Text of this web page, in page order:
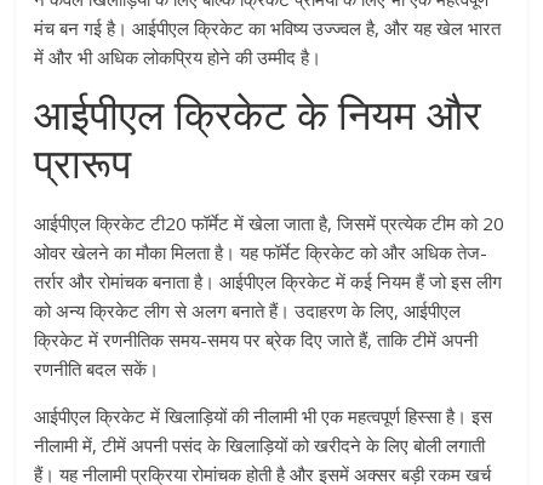
मंच बन गई है। आईपीएल क्रिकेट का भविष्य उज्ज्वल है, और यह खेल भारत
में और भी अधिक लोकप्रिय होने की उम्मीद है।
आईपीएल क्रिकेट के नियम और
प्रारूप
आईपीएल क्रिकेट टी20 फॉर्मेट में खेला जाता है, जिसमें प्रत्येक टीम को 20
ओवर खेलने का मौका मिलता है। यह फॉर्मेट क्रिकेट को और अधिक तेज-
तर्रार और रोमांचक बनाता है। आईपीएल क्रिकेट में कई नियम हैं जो इस लीग
को अन्य क्रिकेट लीग से अलग बनाते हैं। उदाहरण के लिए, आईपीएल
क्रिकेट में रणनीतिक समय-समय पर ब्रेक दिए जाते हैं, ताकि टीमें अपनी
रणनीति बदल सकें।
आईपीएल क्रिकेट में खिलाड़ियों की नीलामी भी एक महत्वपूर्ण हिस्सा है। इस
नीलामी में, टीमें अपनी पसंद के खिलाड़ियों को खरीदने के लिए बोली लगाती
हैं। यह नीलामी प्रक्रिया रोमांचक होती है और इसमें अक्सर बड़ी रकम खर्च